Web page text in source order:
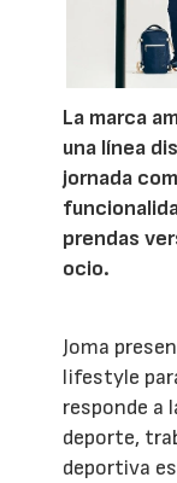
La marca
una línea
jornada
prendas
ocio.
Joma
lifestyle
responde a
deporte,
deportiva